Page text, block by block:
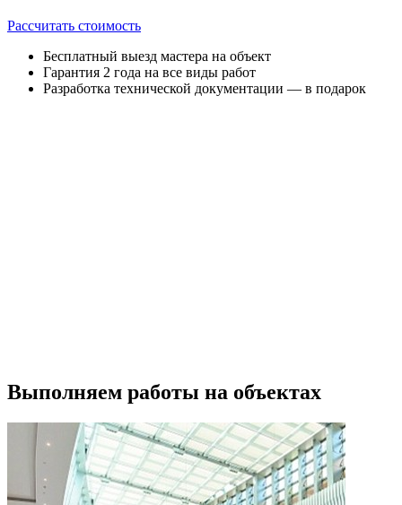
Рассчитать стоимость
Бесплатный выезд мастера на объект
Гарантия 2 года на все виды работ
Разработка технической документации — в подарок
Выполняем работы на объектах